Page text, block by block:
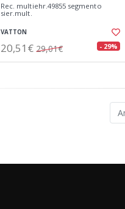
Rec. multiehr.49855 segmento
sier.mult.
VATTON
20,51€ 29,01€ - 29%